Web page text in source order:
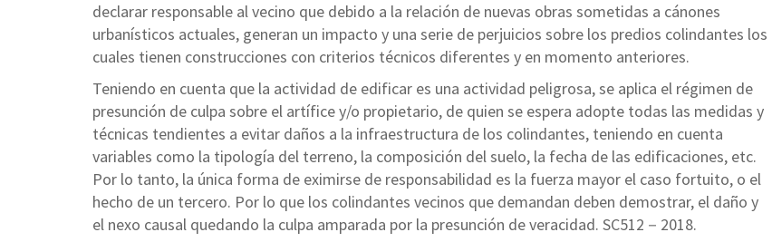
declarar responsable al vecino que debido a la relación de nuevas obras sometidas a cánones
urbanísticos actuales, generan un impacto y una serie de perjuicios sobre los predios colindantes los
cuales tienen construcciones con criterios técnicos diferentes y en momento anteriores.
Teniendo en cuenta que la actividad de edificar es una actividad peligrosa, se aplica el régimen de
presunción de culpa sobre el artífice y/o propietario, de quien se espera adopte todas las medidas y
técnicas tendientes a evitar daños a la infraestructura de los colindantes, teniendo en cuenta
variables como la tipología del terreno, la composición del suelo, la fecha de las edificaciones, etc.
Por lo tanto, la única forma de eximirse de responsabilidad es la fuerza mayor el caso fortuito, o el
hecho de un tercero. Por lo que los colindantes vecinos que demandan deben demostrar, el daño y
el nexo causal quedando la culpa amparada por la presunción de veracidad. SC512－2018.